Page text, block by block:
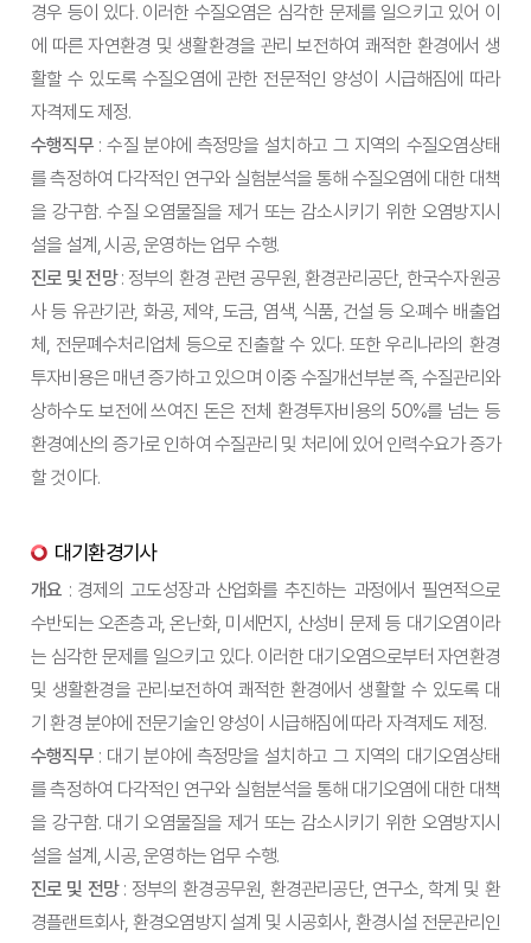
경우 등이 있다. 이러한 수질오염은 심각한 문제를 일으키고 있어 이
에 따른 자연환경 및 생활환경을 관리 보전하여 쾌적한 환경에서 생
활할 수 있도록 수질오염에 관한 전문적인 양성이 시급해짐에 따라
자격제도 제정.
수행직무: 수질 분야에 측정망을 설치하고 그 지역의 수질오염상태
를 측정하여 다각적인 연구와 실험분석을 통해 수질오염에 대한 대책
을 강구함. 수질 오염물질을 제거 또는 감소시키기 위한 오염방지시
설을 설계, 시공, 운영하는 업무 수행.
진로 및 전망: 정부의 환경 관련 공무원, 환경관리공단, 한국수자원공
사 등 유관기관, 화공, 제약, 도금, 염색, 식품, 건설 등 오·폐수 배출업
체, 전문폐수처리업체 등으로 진출할 수 있다. 또한 우리나라의 환경
투자비용은 매년 증가하고 있으며 이중 수질개선부분 즉, 수질관리와
상하수도 보전에 쓰여진 돈은 전체 환경투자비용의 50%를 넘는 등
환경예산의 증가로 인하여 수질관리 및 처리에 있어 인력수요가 증가
할 것이다.
대기환경기사
개요 : 경제의 고도성장과 산업화를 추진하는 과정에서 필연적으로
수반되는 오존층과, 온난화, 미세먼지, 산성비 문제 등 대기오염이라
는 심각한 문제를 일으키고 있다. 이러한 대기오염으로부터 자연환경
및 생활환경을 관리·보전하여 쾌적한 환경에서 생활할 수 있도록 대
기 환경 분야에 전문기술인 양성이 시급해짐에 따라 자격제도 제정.
수행직무: 대기 분야에 측정망을 설치하고 그 지역의 대기오염상태
를 측정하여 다각적인 연구와 실험분석을 통해 대기오염에 대한 대책
을 강구함. 대기 오염물질을 제거 또는 감소시키기 위한 오염방지시
설을 설계, 시공, 운영하는 업무 수행.
진로 및 전망: 정부의 환경공무원, 환경관리공단, 연구소, 학계 및 환
경플랜트회사, 환경오염방지 설계 및 시공회사, 환경시설 전문관리인